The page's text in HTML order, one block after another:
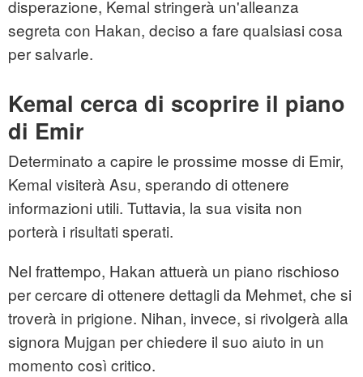
disperazione, Kemal stringerà un'alleanza
segreta con Hakan, deciso a fare qualsiasi cosa
per salvarle.
Kemal cerca di scoprire il piano
di Emir
Determinato a capire le prossime mosse di Emir,
Kemal visiterà Asu, sperando di ottenere
informazioni utili. Tuttavia, la sua visita non
porterà i risultati sperati.
Nel frattempo, Hakan attuerà un piano rischioso
per cercare di ottenere dettagli da Mehmet, che si
troverà in prigione. Nihan, invece, si rivolgerà alla
signora Mujgan per chiedere il suo aiuto in un
momento così critico.